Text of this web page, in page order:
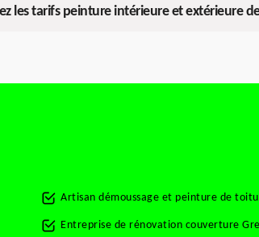
les tarifs peinture intérieure et extérieure
Artisan démoussage et peinture de
Entreprise de rénovation couverture